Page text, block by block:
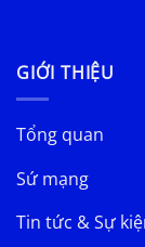
GIỚI THIỆU
Tổng quan
Sứ mạng
Tin tức & Sự